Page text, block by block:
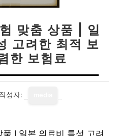
맞춤 상품 | 일
고려한 최적 보
한 보험료
작성자:
| 일본 의료비 특성 고려